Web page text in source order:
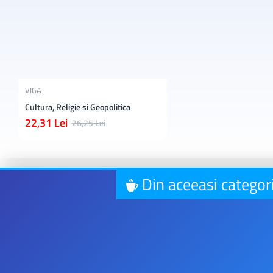
VIGA
Cultura, Religie si Geopolitica
22,31 Lei 26,25 Lei
Din aceeasi